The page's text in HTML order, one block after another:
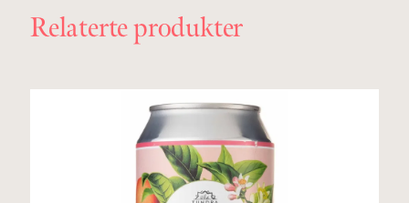
Relaterte produkter